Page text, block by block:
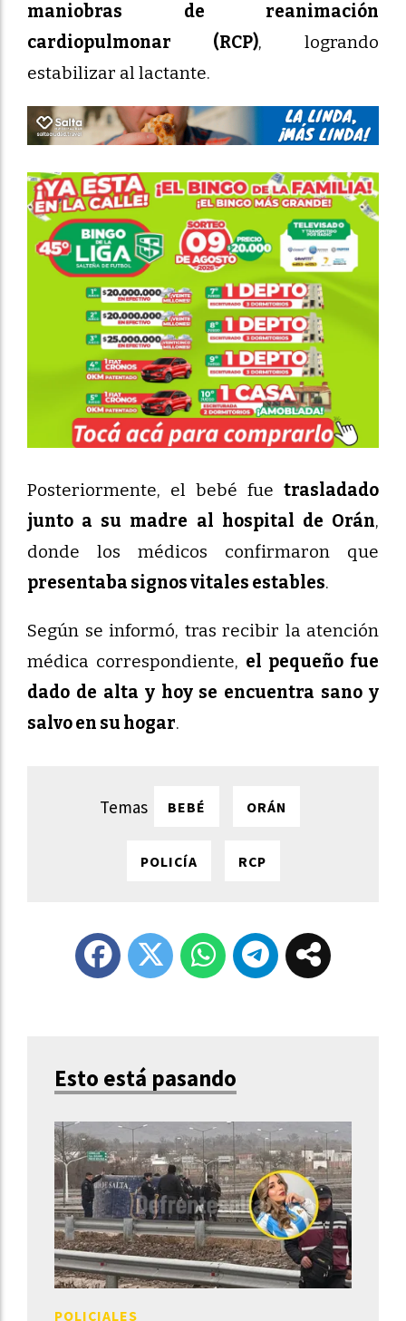
maniobras de reanimación
cardiopulmonar (RCP), logrando
estabilizar al lactante.
Posteriormente, el bebé fue trasladado
junto a su madre al hospital de Orán,
donde los médicos confirmaron que
presentaba signos vitales estables.
Según se informó, tras recibir la atención
médica correspondiente, el pequeño fue
dado de alta y hoy se encuentra sano y
salvo en su hogar.
BEBÉ ORÁN
POLICÍA RCP
Esto está pasando
POLICIALES